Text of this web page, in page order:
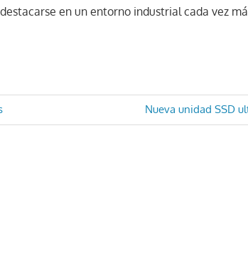
en un entorno industrial cada vez
Entrada
siguiente:
Nueva unidad SSD